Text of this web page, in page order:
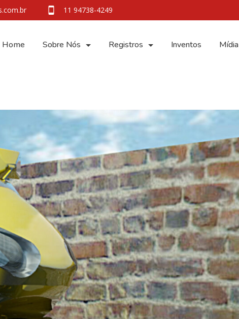
11 94738-4249
Home Sobre Nós Registros Inventos Mídia